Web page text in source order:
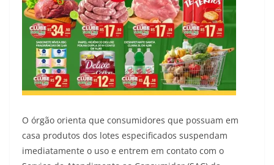
O órgão orienta que consumidores que possuam em
casa produtos dos lotes especificados suspendam
imediatamente o uso e entrem em contato com o